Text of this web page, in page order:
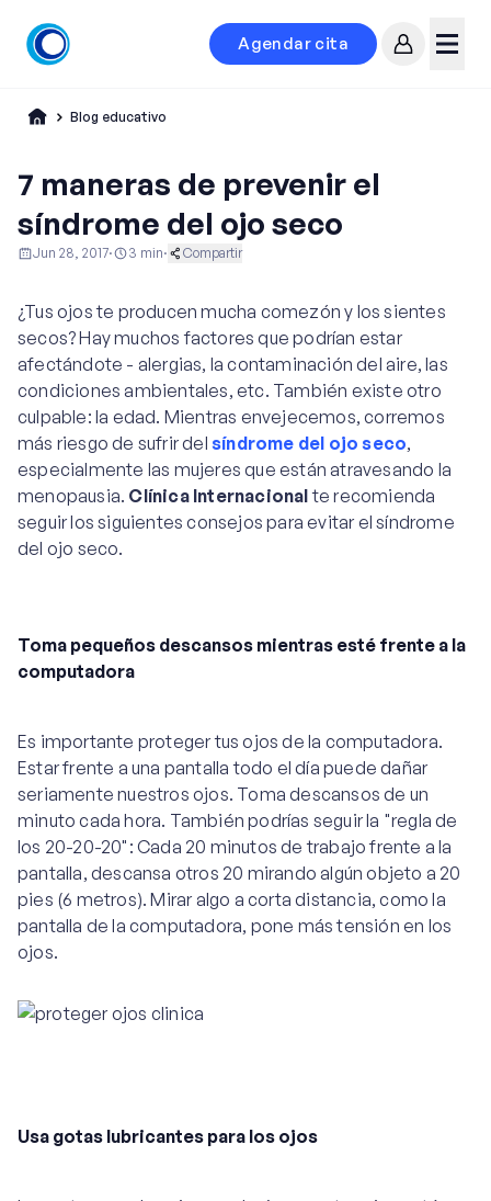
Agendar cita
Blog educativo
7 maneras de prevenir el
síndrome del ojo seco
Jun 28, 2017· 3 min· Compartir
Ginecología y Obstetricia
Oftalmología
Vida Saludable
¿Tus ojos te producen mucha comezón y los sientes
secos? Hay muchos factores que podrían estar
afectándote - alergias, la contaminación del aire, las
condiciones ambientales, etc. También existe otro
culpable: la edad. Mientras envejecemos, corremos
más riesgo de sufrir del síndrome del ojo seco,
especialmente las mujeres que están atravesando la
menopausia. Clínica Internacionalte recomienda
seguir los siguientes consejos para evitar el síndrome
del ojo seco.
Toma pequeños descansos mientras esté frente a la
computadora
Es importante proteger tus ojos de la computadora.
Estar frente a una pantalla todo el día puede dañar
seriamente nuestros ojos. Toma descansos de un
minuto cada hora. También podrías seguir la "regla de
los 20-20-20": Cada 20 minutos de trabajo frente a la
pantalla, descansa otros 20 mirando algún objeto a 20
pies (6 metros). Mirar algo a corta distancia, como la
pantalla de la computadora, pone más tensión en los
ojos.
Usa gotas lubricantes para los ojos